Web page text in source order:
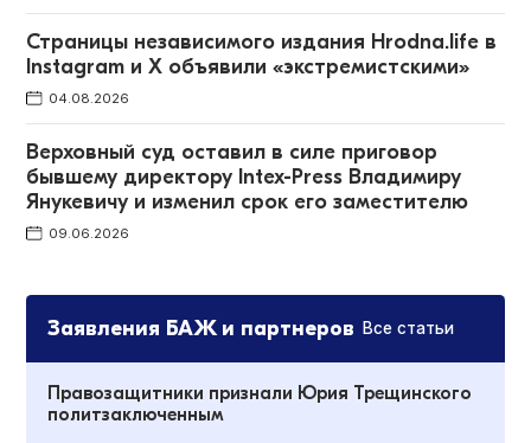
Страницы независимого издания Hrodna.life в
Instagram и X объявили «экстремистскими»
04.08.2026
Верховный суд оставил в силе приговор
бывшему директору Intex-Press Владимиру
Янукевичу и изменил срок его заместителю
09.06.2026
Заявления БАЖ и партнеров Все статьи
Правозащитники признали Юрия Трещинского
политзаключенным